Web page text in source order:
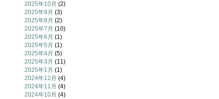
2025年10月 (2)
2025年9月 (3)
2025年8月 (2)
2025年7月 (10)
2025年6月 (1)
2025年5月 (1)
2025年4月 (5)
2025年3月 (11)
2025年1月 (1)
2024年12月 (4)
2024年11月 (4)
2024年10月 (4)